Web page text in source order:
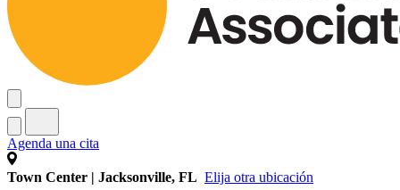
Agenda una cita
Town Center | Jacksonville, FL Elija otra ubicación